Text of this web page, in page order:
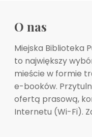
O nas
Miejska Biblioteka
to największy
mieście w formie
e-booków.
ofertą prasową,
Internetu (Wi-Fi).